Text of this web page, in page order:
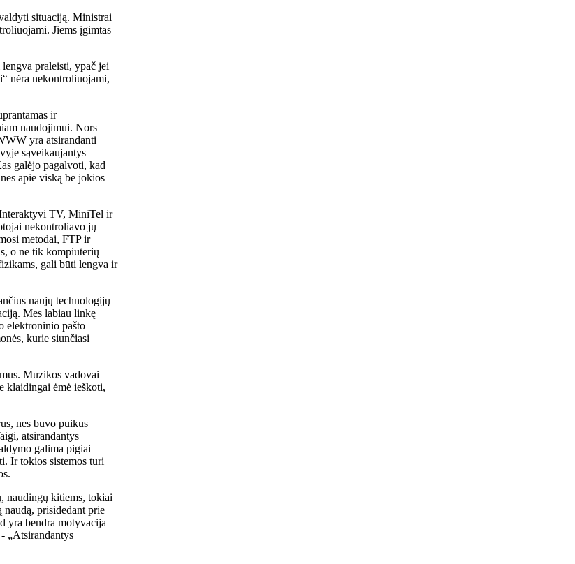
situaciją. Ministrai
Jiems įgimtas
praleisti, ypač jei
nėra nekontroliuojami,
ir
naudojimui. Nors
yra atsirandanti
sąveikaujantys
galėjo pagalvoti, kad
apie viską be jokios
TV, MiniTel ir
nekontroliavo jų
metodai, FTP ir
o ne tik kompiuterių
gali būti lengva ir
naujų technologijų
Mes labiau linkę
elektroninio pašto
kurie siunčiasi
Muzikos vadovai
klaidingai ėmė ieškoti,
nes buvo puikus
atsirandantys
galima pigiai
Ir tokios sistemos turi
naudingų kitiems, tokiai
prisidedant prie
yra bendra motyvacija
„Atsirandantys